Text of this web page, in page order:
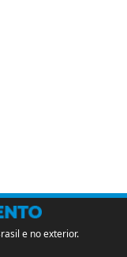
e no exterior.